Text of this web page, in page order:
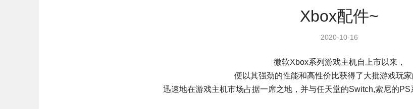
Xbox配件~
2020-10-16
微软Xbox系列游戏主机自上市以来，
便以其强劲的性能和高性价比获得了大批游戏玩家
迅速地在游戏主机市场占据一席之地，并与任天堂的Switch,索尼的PS